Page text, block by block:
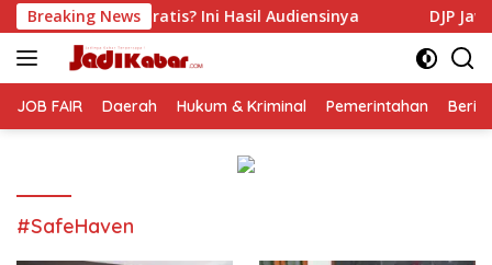
Langsung
ke
konten
Breaking News
Ini Hasil Audiensinya DJP Jawa Timur Gandeng
JOB FAIR Daerah Hukum & Kriminal Pemerintahan
#SafeHaven